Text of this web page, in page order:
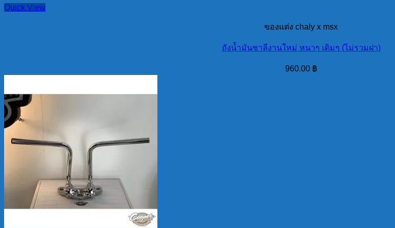
Quick View
ของแต่ง chaly x msx
ถังน้ำมันชาลีงานใหม่ หนาๆ เดิมๆ (ไม่รวมฝา)
960.00 ฿